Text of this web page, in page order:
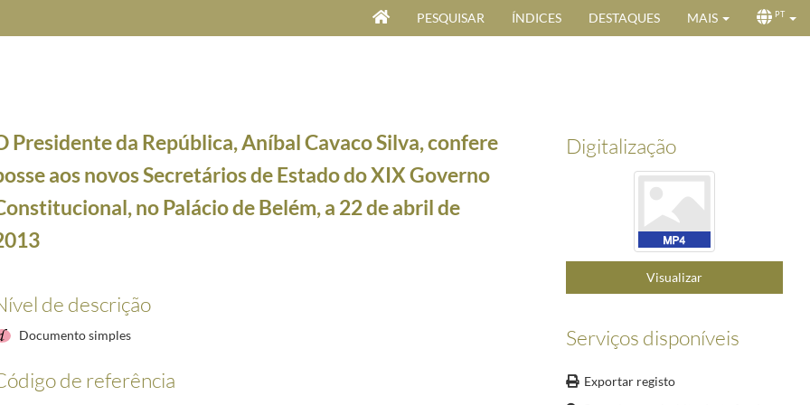
PESQUISAR ÍNDICES DESTAQUES MAIS PT
na Sala dos Embaixadores do Palácio Nacional da Ajuda, a 20 de fevereiro de 1991
com a Comunidade Portuguesa na Colômbia, na Residência do Embaixador de Portugal em Bogotá, Colômbia, a 16 de abril de 20132013-04-16/2013-04-16
da visita ao concelho de São João da Pesqueira, a 30 de maio de 2015
de Estado do XIX Governo Constitucional, no Palácio de Belém, a 22 de abril de 2013
Digitalização
Visualizar
Serviços disponíveis
Exportar registo
Presidente da República, Aníbal Cavaco Silva, confere
aos novos Secretários de Estado do XIX Governo
no Palácio de Belém, a 22 de abril de
de descrição
Documento simples
de referência